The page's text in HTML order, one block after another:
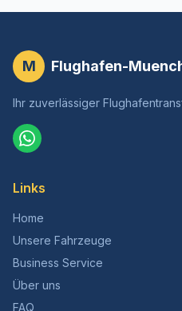
M Flughafen-
Ihr zuverlässiger
Links
Home
Unsere Fahrzeuge
Business Service
Über uns
FAQ